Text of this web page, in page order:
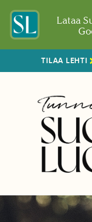
Lataa
TILAA LEHTI